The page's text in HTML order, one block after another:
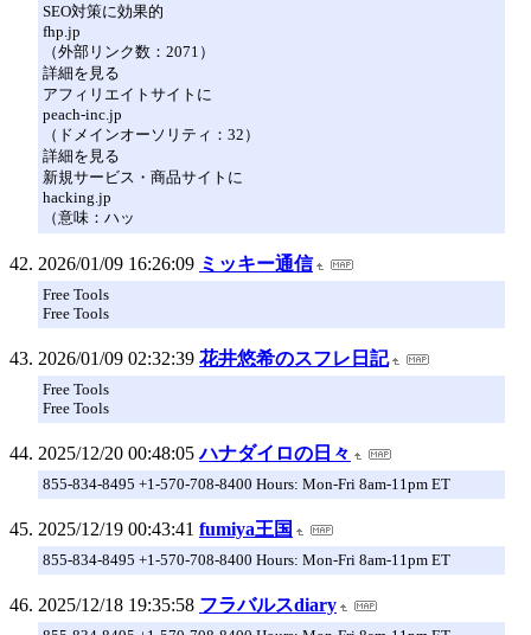
SEO対策に効果的
fhp.jp
（外部リンク数：2071）
詳細を見る
アフィリエイトサイトに
peach-inc.jp
（ドメインオーソリティ：32）
詳細を見る
新規サービス・商品サイトに
hacking.jp
（意味：ハッ
2026/01/09 16:26:09 ミッキー通信
Free Tools
Free Tools
2026/01/09 02:32:39 花井悠希のスフレ日記
Free Tools
Free Tools
2025/12/20 00:48:05 ハナダイロの日々
855-834-8495 +1-570-708-8400 Hours: Mon-Fri 8am-11pm ET
2025/12/19 00:43:41 fumiya王国
855-834-8495 +1-570-708-8400 Hours: Mon-Fri 8am-11pm ET
2025/12/18 19:35:58 フラバルスdiary